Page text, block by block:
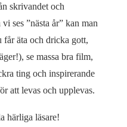
skrivandet och
ses ”nästa år” kan man
får äta och dricka gott,
se massa bra film,
ting och inspirerande
att levas och upplevas.
härliga läsare!